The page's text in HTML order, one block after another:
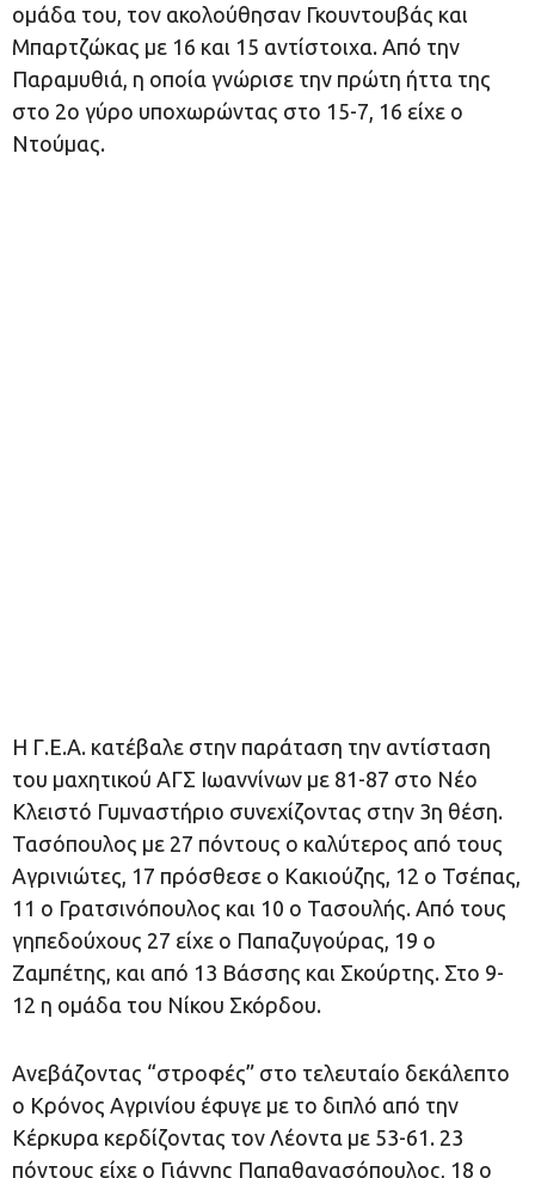
ομάδα του, τον ακολούθησαν Γκουντουβάς και
Μπαρτζώκας με 16 και 15 αντίστοιχα. Από την
Παραμυθιά, η οποία γνώρισε την πρώτη ήττα της
στο 2ο γύρο υποχωρώντας στο 15-7, 16 είχε ο
Ντούμας.
Η Γ.Ε.Α. κατέβαλε στην παράταση την αντίσταση
του μαχητικού ΑΓΣ Ιωαννίνων με 81-87 στο Νέο
Κλειστό Γυμναστήριο συνεχίζοντας στην 3η θέση.
Τασόπουλος με 27 πόντους ο καλύτερος από τους
Αγρινιώτες, 17 πρόσθεσε ο Κακιούζης, 12 ο Τσέπας,
11 ο Γρατσινόπουλος και 10 ο Τασουλής. Από τους
γηπεδούχους 27 είχε ο Παπαζυγούρας, 19 ο
Ζαμπέτης, και από 13 Βάσσης και Σκούρτης. Στο 9-
12 η ομάδα του Νίκου Σκόρδου.
Ανεβάζοντας “στροφές” στο τελευταίο δεκάλεπτο
ο Κρόνος Αγρινίου έφυγε με το διπλό από την
Κέρκυρα κερδίζοντας τον Λέοντα με 53-61. 23
πόντους είχε ο Γιάννης Παπαθανασόπουλος, 18 ο